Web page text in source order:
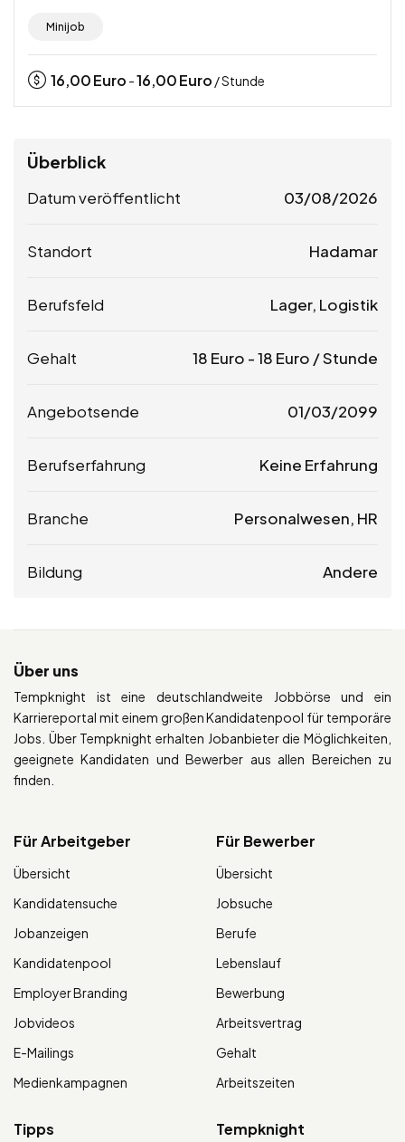
Minijob
16,00Euro -16,00Euro / Stunde
Überblick
Datum veröffentlicht 03/08/2026
Standort Hadamar
Berufsfeld Lager, Logistik
Gehalt 18 Euro -18 Euro / Stunde
Angebotsende 01/03/2099
Berufserfahrung Keine Erfahrung
Branche Personalwesen, HR
Bildung Andere
Über uns
Tempknight ist eine deutschlandweite Jobbörse und ein
Karriereportal mit einem großen Kandidatenpool für temporäre
Jobs. Über Tempknight erhalten Jobanbieter die Möglichkeiten,
geeignete Kandidaten und Bewerber aus allen Bereichen zu
finden.
Für Arbeitgeber
Übersicht
Kandidatensuche
Jobanzeigen
Kandidatenpool
Employer Branding
Jobvideos
E-Mailings
Medienkampagnen
Für Bewerber
Übersicht
Jobsuche
Berufe
Lebenslauf
Bewerbung
Arbeitsvertrag
Gehalt
Arbeitszeiten
Tipps Tempknight